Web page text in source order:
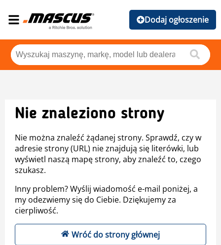
Dodaj ogłoszenie
Nie znaleziono strony
Nie można znaleźć żądanej strony. Sprawdź, czy w
adresie strony (URL) nie znajdują się literówki, lub
wyświetl naszą mapę strony, aby znaleźć to, czego
szukasz.
Inny problem? Wyślij wiadomość e-mail poniżej, a
my odezwiemy się do Ciebie. Dziękujemy za
cierpliwość.
Wróć do strony głównej